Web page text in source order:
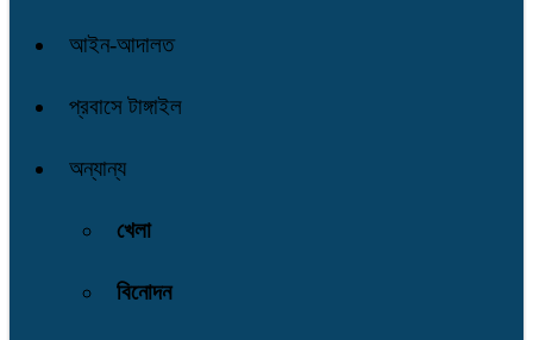
আইন-আদালত
প্রবাসে টাঙ্গাইল
অন্যান্য
খেলা
বিনোদন